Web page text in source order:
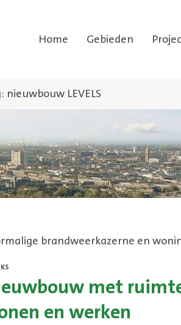
Home Gebieden
LEVELS
brandweerkazerne en
met
en werken